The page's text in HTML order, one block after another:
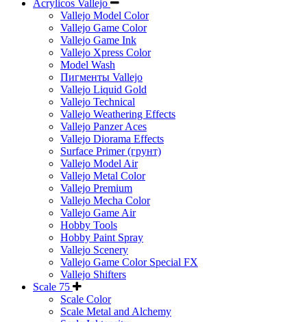
Acrylicos Vallejo
Vallejo Model Color
Vallejo Game Color
Vallejo Game Ink
Vallejo Xpress Color
Model Wash
Пигменты Vallejo
Vallejo Liquid Gold
Vallejo Technical
Vallejo Weathering Effects
Vallejo Panzer Aces
Vallejo Diorama Effects
Surface Primer (грунт)
Vallejo Model Air
Vallejo Metal Color
Vallejo Premium
Vallejo Mecha Color
Vallejo Game Air
Hobby Tools
Hobby Paint Spray
Vallejo Scenery
Vallejo Game Color Special FX
Vallejo Shifters
Scale 75
Scale Color
Scale Metal and Alchemy